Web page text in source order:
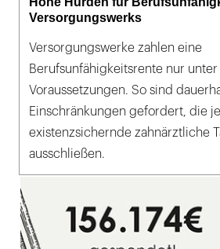
Versorgungswerks
Versorgungswerke zahlen eine
Berufsunfähigkeitsrente nur
Voraussetzungen. So sind
Einschränkungen gefordert, die
existenzsichernde zahnärztliche
ausschließen.